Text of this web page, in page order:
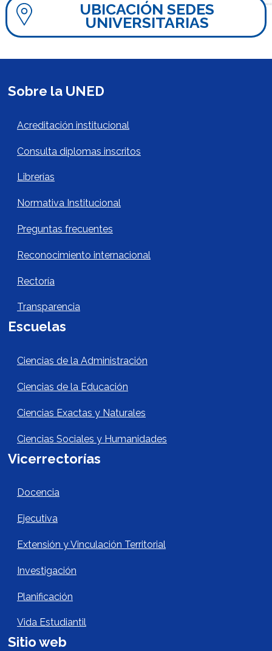
UBICACIÓN SEDES
UNIVERSITARIAS
Sobre la UNED
Acerca de la UNED Footer
Acreditación institucional
Consulta diplomas inscritos
Librerías
Normativa Institucional
Preguntas frecuentes
Reconocimiento internacional
Rectoría
Transparencia
Escuelas
Escuelas Footer
Ciencias de la Administración
Ciencias de la Educación
Ciencias Exactas y Naturales
Ciencias Sociales y Humanidades
Vicerrectorías
Vicerrectorías
Docencia
Ejecutiva
Extensión y Vinculación Territorial
Investigación
Planificación
Vida Estudiantil
Sitio web